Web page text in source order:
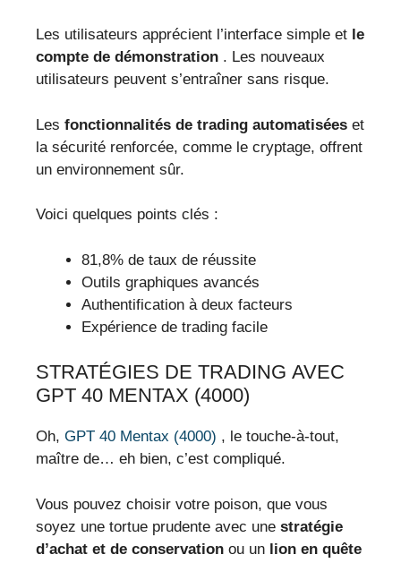
Les utilisateurs apprécient l’interface simple et le
compte de démonstration . Les nouveaux
utilisateurs peuvent s’entraîner sans risque.
Les fonctionnalités de trading automatisées et
la sécurité renforcée, comme le cryptage, offrent
un environnement sûr.
Voici quelques points clés :
81,8% de taux de réussite
Outils graphiques avancés
Authentification à deux facteurs
Expérience de trading facile
STRATÉGIES DE TRADING AVEC
GPT 40 MENTAX (4000)
Oh, GPT 40 Mentax (4000) , le touche-à-tout,
maître de… eh bien, c’est compliqué.
Vous pouvez choisir votre poison, que vous
soyez une tortue prudente avec une stratégie
d’achat et de conservation ou un lion en quête